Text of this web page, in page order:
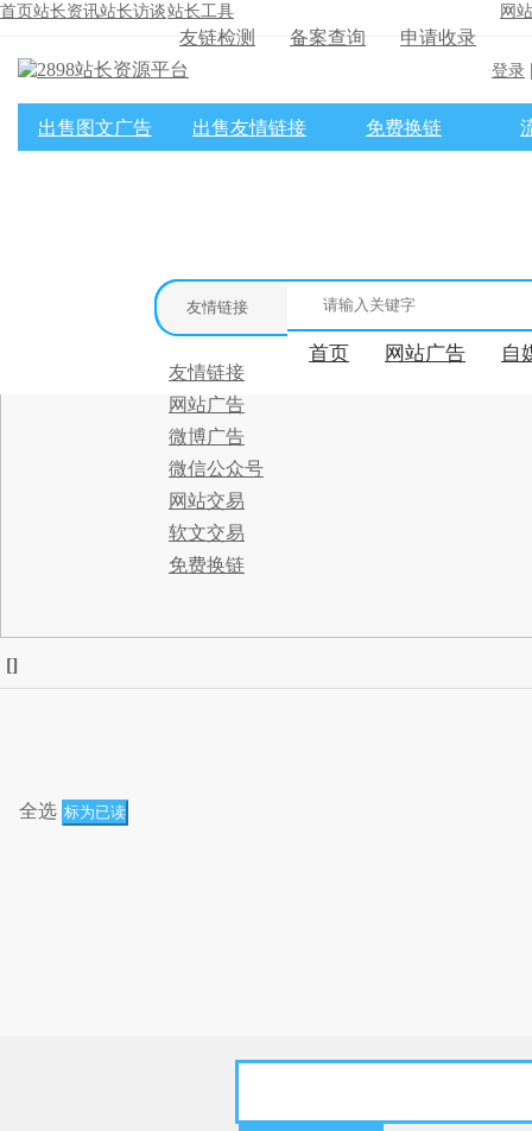
首页 站长资讯站长访谈站长工具
友链检测 备案查询 申请收录
网
登录
友情链接
友情链接
网站广告
微博广告
微信公众号
网站交易
软文交易
免费换链
首页 网站广告 自
出售图文广告 出售友情链接 免费换链
[]
全选 标为已读